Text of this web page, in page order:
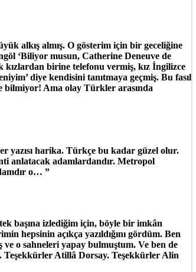
alkış almış. O gösterim için bir geceliğine
‘Biliyor musun, Catherine Deneuve de
kızlardan birine telefonu vermiş, kız İngilizce
diye kendisini tanıtmaya geçmiş. Bu fasıl
bilmiyor! Ama olay Türkler arasında
yazısı harika. Türkçe bu kadar güzel olur.
anlatacak adamlardandır. Metropol
o… ”
başına izlediğim için, böyle bir imkân
hepsinin açıkça yazıldığını gördüm. Ben
ve o sahneleri yapay bulmuştum. Ve ben de
Teşekkürler Atillâ Dorsay. Teşekkürler Alin